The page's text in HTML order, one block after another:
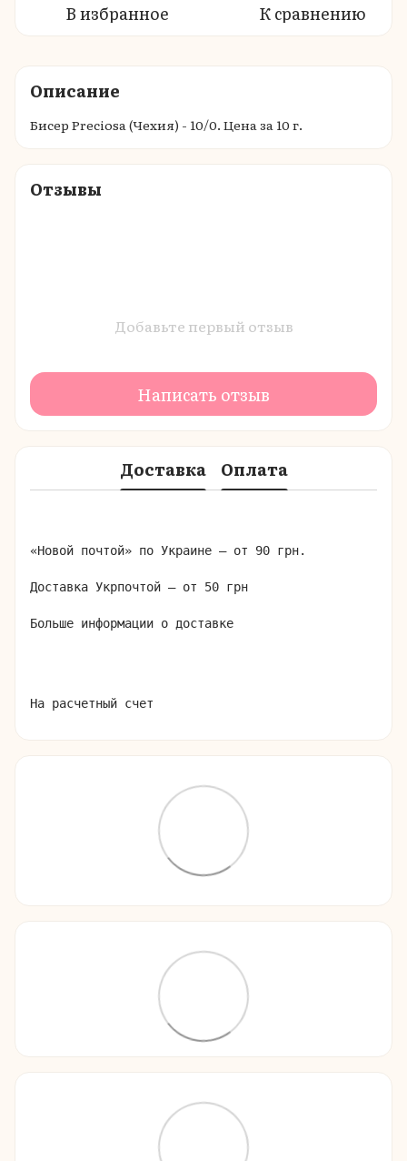
В избранное К сравнению
Описание
Бисер Preciosa (Чехия) - 10/0. Цена за 10 г.
Отзывы
Добавьте первый отзыв
Написать отзыв
Доставка Оплата
«Новой почтой» по Украине – от 90 грн.
Доставка Укрпочтой – от 50 грн
Больше информации о доставке
На расчетный счет